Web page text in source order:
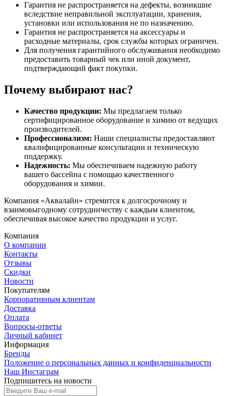
Гарантия не распространяется на дефекты, возникшие
вследствие неправильной эксплуатации, хранения,
установки или использования не по назначению.
Гарантия не распространяется на аксессуары и
расходные материалы, срок службы которых ограничен.
Для получения гарантийного обслуживания необходимо
предоставить товарный чек или иной документ,
подтверждающий факт покупки.
Почему выбирают нас?
Качество продукции: Мы предлагаем только
сертифицированное оборудование и химию от ведущих
производителей.
Профессионализм: Наши специалисты предоставляют
квалифицированные консультации и техническую
поддержку.
Надежность: Мы обеспечиваем надежную работу
вашего бассейна с помощью качественного
оборудования и химии.
Компания «Аквалайн» стремится к долгосрочному и
взаимовыгодному сотрудничеству с каждым клиентом,
обеспечивая высокое качество продукции и услуг.
Компания
О компании
Контакты
Отзывы
Скидки
Новости
Покупателям
Корпоративным клиентам
Доставка
Оплата
Вопросы-ответы
Личный кабинет
Информация
Бренды
Положение о персональных данных и конфиденциальности
Наш Инстаграм
Подпишитесь на новости